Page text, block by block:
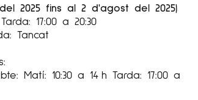
2025 fins al 2 d'agost del 2025)
17:00 a 20:30
Tancat
Matí: 10:30 a 14 h Tarda: 17:00 a